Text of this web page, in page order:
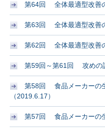
第64回 全体最適型改善
第63回 全体最適型改善
第62回 全体最適型改善
第59回～第61回 攻めの
第58回 食品メーカーの
（2019.6.17）
第57回 食品メーカーの